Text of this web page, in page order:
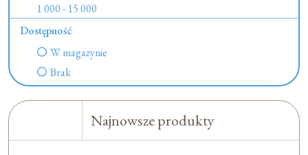
1 000 - 15 000
Dostępność
W magazynie
Brak
Najnowsze produkty